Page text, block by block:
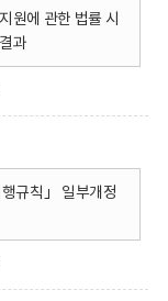
원에 관한 법률 시
과
규칙」 일부개정